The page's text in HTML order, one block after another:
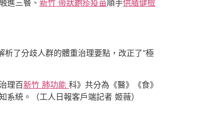
進三餐、 新竹 帶狀皰疹疫苗順手供膳健檢
析了分歧人群的體重治理要點，改正了“極
理百新竹 肺功能 科》共分為《醫》《食》
系統。（工人日報客戶端記者 姬薇）